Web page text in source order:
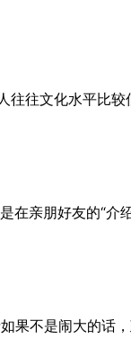
往往文化水平比
在亲朋好友的“介
果不是闹大的话，